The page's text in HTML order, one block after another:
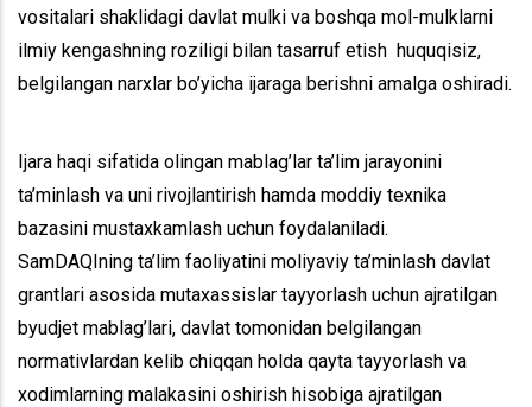
vositalari shaklidagi davlat mulki va boshqa mol-mulklarni
ilmiy kengashning roziligi bilan tasarruf etish huquqisiz,
belgilangan narxlar bo’yicha ijaraga berishni amalga oshiradi.
Ijara haqi sifatida olingan mablag’lar ta’lim jarayonini
ta’minlash va uni rivojlantirish hamda moddiy texnika
bazasini mustaxkamlash uchun foydalaniladi.
SamDAQIning ta’lim faoliyatini moliyaviy ta’minlash davlat
grantlari asosida mutaxassislar tayyorlash uchun ajratilgan
byudjet mablag’lari, davlat tomonidan belgilangan
normativlardan kelib chiqqan holda qayta tayyorlash va
xodimlarning malakasini oshirish hisobiga ajratilgan